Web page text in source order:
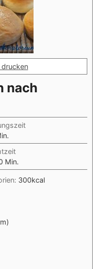
nach
Minuten
Min.
300kcal